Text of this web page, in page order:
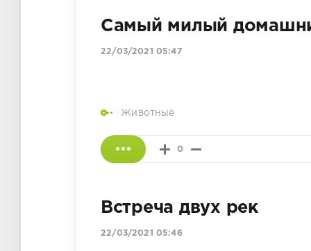
Самый милый
22/03/2021 05:47
Животные
0
Встреча двух рек
22/03/2021 05:46